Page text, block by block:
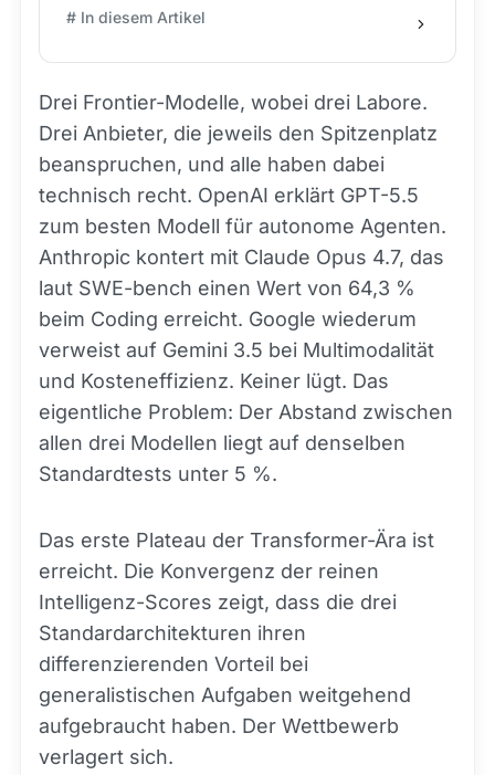
# In diesem Artikel
Drei Frontier-Modelle, wobei drei Labore.
Drei Anbieter, die jeweils den Spitzenplatz
beanspruchen, und alle haben dabei
technisch recht. OpenAI erklärt GPT-5.5
zum besten Modell für autonome Agenten.
Anthropic kontert mit Claude Opus 4.7, das
laut SWE-bench einen Wert von 64,3 %
beim Coding erreicht. Google wiederum
verweist auf Gemini 3.5 bei Multimodalität
und Kosteneffizienz. Keiner lügt. Das
eigentliche Problem: Der Abstand zwischen
allen drei Modellen liegt auf denselben
Standardtests unter 5 %.
Das erste Plateau der Transformer-Ära ist
erreicht. Die Konvergenz der reinen
Intelligenz-Scores zeigt, dass die drei
Standardarchitekturen ihren
differenzierenden Vorteil bei
generalistischen Aufgaben weitgehend
aufgebraucht haben. Der Wettbewerb
verlagert sich.